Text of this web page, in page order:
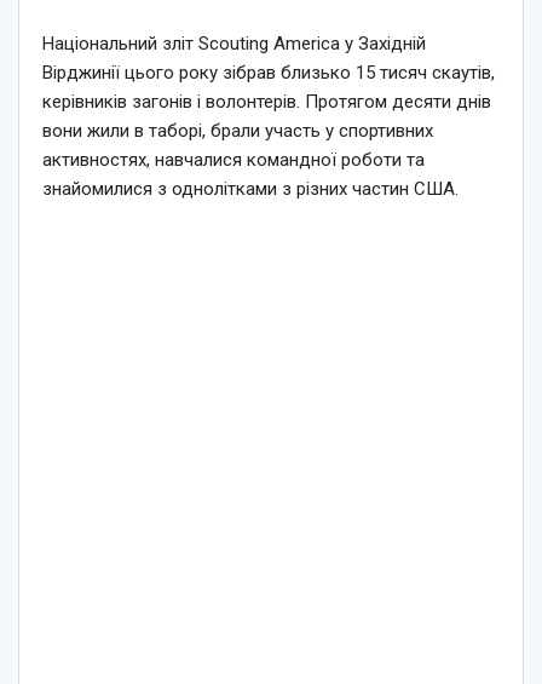
Національний зліт Scouting America у Західній
Вірджинії цього року зібрав близько 15 тисяч скаутів,
керівників загонів і волонтерів. Протягом десяти днів
вони жили в таборі, брали участь у спортивних
активностях, навчалися командної роботи та
знайомилися з однолітками з різних частин США.